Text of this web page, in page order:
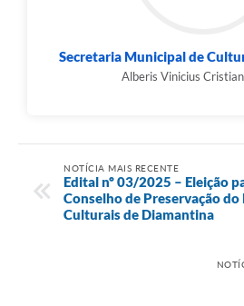
Secretaria Municipal de
Alberis Vinicius
NOTÍCIA MAIS RECENTE
Edital nº 03/2025 – Eleição
Conselho de Preservação
Culturais de Diamantina